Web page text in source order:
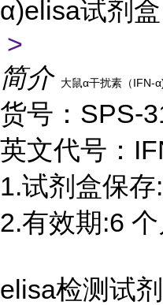
α)elisa试剂盒
>
简介
大鼠α干扰素（IFN-
货号：SPS-
英文代号：
1.试剂盒保存
2.有效期:6 个
elisa检测试